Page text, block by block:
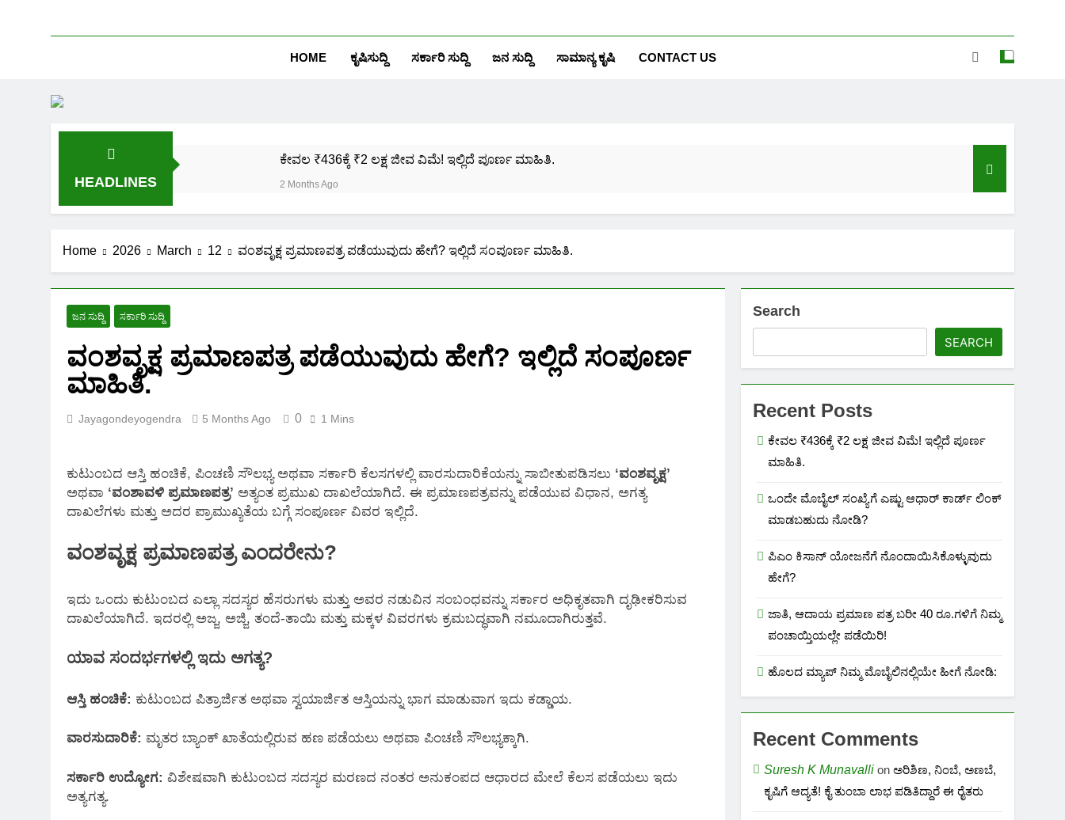
HOME ಕೃಷಿಸುದ್ದಿ ಸರ್ಕಾರಿ ಸುದ್ದಿ ಜನ ಸುದ್ದಿ ಸಾಮಾನ್ಯ ಕೃಷಿ CONTACT US
HEADLINES
ಕೇವಲ ₹436ಕ್ಕೆ ₹2 ಲಕ್ಷ ಜೀವ ವಿಮೆ! ಇಲ್ಲಿದೆ ಪೂರ್ಣ ಮಾಹಿತಿ.
2 Months Ago
ಪಿಎಂ ಕಿಸಾನ್ ಯೋಜನೆಗೆ ನೊಂದಾಯಿಸಿಕೊಳ್ಳುವುದು ಹೇಗೆ?
ಜಾತಿ, ಆದಾಯ ಪ್ರಮಾಣ ಪತ್ರ ಬರೀ 40 ರೂ.ಗಳಿಗೆ ನಿಮ್ಮ ಪಂಚಾಯ್ತಿಯಲ್ಲೇ ಪಡೆಯಿರಿ!
2 Months Ago
ನಿಮ್ಮ ಆಧಾರ್ ಕಾರ್ಡ್‌ಗೆ ಎಷ್ಟು ಮೊಬೈಲ್ ನಂಬರ ಲಿಂಕ್ ಇದೆ ಗೊತ್ತಾ!
2 Months Ago
Home 2026 March 12 ವಂಶವೃಕ್ಷ ಪ್ರಮಾಣಪತ್ರ ಪಡೆಯುವುದು ಹೇಗೆ? ಇಲ್ಲಿದೆ ಸಂಪೂರ್ಣ ಮಾಹಿತಿ.
ಜನ ಸುದ್ದಿ ಸರ್ಕಾರಿ ಸುದ್ದಿ
ವಂಶವೃಕ್ಷ ಪ್ರಮಾಣಪತ್ರ ಪಡೆಯುವುದು ಹೇಗೆ? ಇಲ್ಲಿದೆ ಸಂಪೂರ್ಣ
ಮಾಹಿತಿ.
Jayagondeyogendra 5 Months Ago 0 1 Mins
ಕುಟುಂಬದ ಆಸ್ತಿ ಹಂಚಿಕೆ, ಪಿಂಚಣಿ ಸೌಲಭ್ಯ ಅಥವಾ ಸರ್ಕಾರಿ ಕೆಲಸಗಳಲ್ಲಿ ವಾರಸುದಾರಿಕೆಯನ್ನು ಸಾಬೀತುಪಡಿಸಲು ‘ವಂಶವೃಕ್ಷ’
ಅಥವಾ ‘ವಂಶಾವಳಿ ಪ್ರಮಾಣಪತ್ರ’ ಅತ್ಯಂತ ಪ್ರಮುಖ ದಾಖಲೆಯಾಗಿದೆ. ಈ ಪ್ರಮಾಣಪತ್ರವನ್ನು ಪಡೆಯುವ ವಿಧಾನ, ಅಗತ್ಯ
ದಾಖಲೆಗಳು ಮತ್ತು ಅದರ ಪ್ರಾಮುಖ್ಯತೆಯ ಬಗ್ಗೆ ಸಂಪೂರ್ಣ ವಿವರ ಇಲ್ಲಿದೆ.
ವಂಶವೃಕ್ಷ ಪ್ರಮಾಣಪತ್ರ ಎಂದರೇನು?
ಇದು ಒಂದು ಕುಟುಂಬದ ಎಲ್ಲಾ ಸದಸ್ಯರ ಹೆಸರುಗಳು ಮತ್ತು ಅವರ ನಡುವಿನ ಸಂಬಂಧವನ್ನು ಸರ್ಕಾರ ಅಧಿಕೃತವಾಗಿ ದೃಢೀಕರಿಸುವ
ದಾಖಲೆಯಾಗಿದೆ. ಇದರಲ್ಲಿ ಅಜ್ಜ, ಅಜ್ಜಿ, ತಂದೆ-ತಾಯಿ ಮತ್ತು ಮಕ್ಕಳ ವಿವರಗಳು ಕ್ರಮಬದ್ಧವಾಗಿ ನಮೂದಾಗಿರುತ್ತವೆ.
ಯಾವ ಸಂದರ್ಭಗಳಲ್ಲಿ ಇದು ಅಗತ್ಯ?
ಆಸ್ತಿ ಹಂಚಿಕೆ: ಕುಟುಂಬದ ಪಿತ್ರಾರ್ಜಿತ ಅಥವಾ ಸ್ವಯಾರ್ಜಿತ ಆಸ್ತಿಯನ್ನು ಭಾಗ ಮಾಡುವಾಗ ಇದು ಕಡ್ಡಾಯ.
ವಾರಸುದಾರಿಕೆ: ಮೃತರ ಬ್ಯಾಂಕ್ ಖಾತೆಯಲ್ಲಿರುವ ಹಣ ಪಡೆಯಲು ಅಥವಾ ಪಿಂಚಣಿ ಸೌಲಭ್ಯಕ್ಕಾಗಿ.
ಸರ್ಕಾರಿ ಉದ್ಯೋಗ: ವಿಶೇಷವಾಗಿ ಕುಟುಂಬದ ಸದಸ್ಯರ ಮರಣದ ನಂತರ ಅನುಕಂಪದ ಆಧಾರದ ಮೇಲೆ ಕೆಲಸ ಪಡೆಯಲು ಇದು
ಅತ್ಯಗತ್ಯ.
Search
SEARCH
Recent Posts
ಕೇವಲ ₹436ಕ್ಕೆ ₹2 ಲಕ್ಷ ಜೀವ ವಿಮೆ! ಇಲ್ಲಿದೆ ಪೂರ್ಣ
ಮಾಹಿತಿ.
ಒಂದೇ ಮೊಬೈಲ್ ಸಂಖ್ಯೆಗೆ ಎಷ್ಟು ಆಧಾರ್ ಕಾರ್ಡ್ ಲಿಂಕ್
ಮಾಡಬಹುದು ನೋಡಿ?
ಪಿಎಂ ಕಿಸಾನ್ ಯೋಜನೆಗೆ ನೊಂದಾಯಿಸಿಕೊಳ್ಳುವುದು
ಹೇಗೆ?
ಜಾತಿ, ಆದಾಯ ಪ್ರಮಾಣ ಪತ್ರ ಬರೀ 40 ರೂ.ಗಳಿಗೆ ನಿಮ್ಮ
ಪಂಚಾಯ್ತಿಯಲ್ಲೇ ಪಡೆಯಿರಿ!
ಹೊಲದ ಮ್ಯಾಪ್ ನಿಮ್ಮ ಮೊಬೈಲಿನಲ್ಲಿಯೇ ಹೀಗೆ ನೋಡಿ:
Recent Comments
Suresh K Munavalli onಅರಿಶಿಣ, ನಿಂಬೆ, ಅಣಬೆ,
ಕೃಷಿಗೆ ಆದ್ಯತೆ! ಕೈ ತುಂಬಾ ಲಾಭ ಪಡಿತಿದ್ದಾರೆ ಈ ರೈತರು